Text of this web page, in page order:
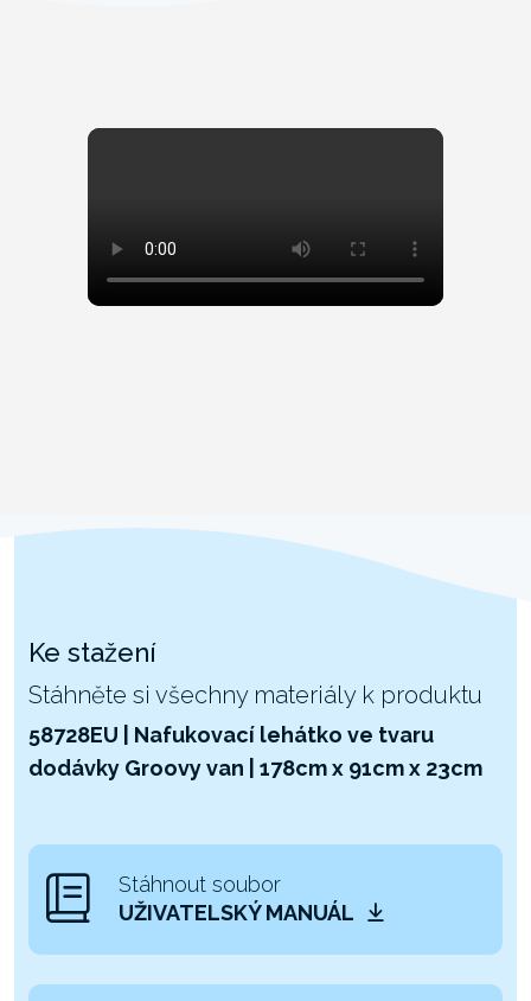
Ke stažení
Stáhněte si všechny materiály k produktu
58728EU | Nafukovací lehátko ve tvaru
dodávky Groovy van | 178cm x 91cm x 23cm
Stáhnout soubor
UŽIVATELSKÝ MANUÁL